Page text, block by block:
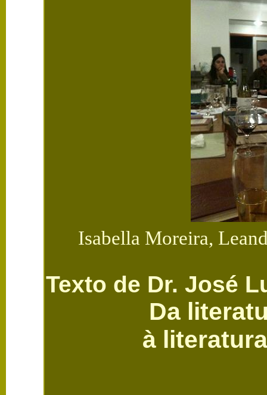
Isabella Moreira,
Texto de Dr. José
Da
à